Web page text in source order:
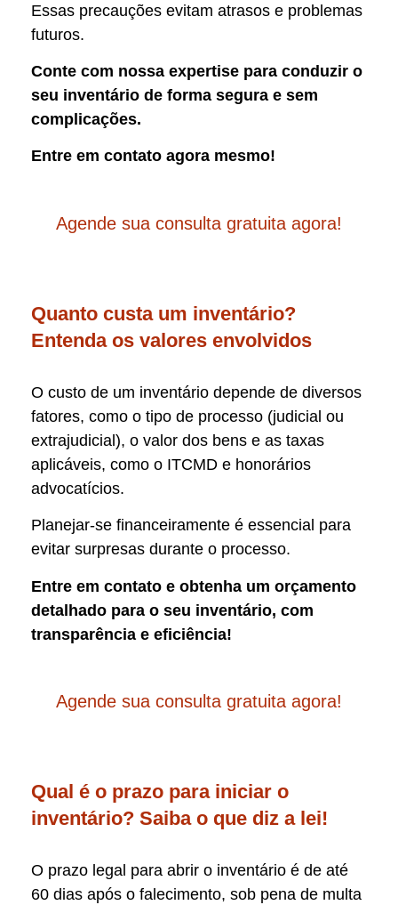
Essas precauções evitam atrasos e problemas
futuros.
Conte com nossa expertise para conduzir o
seu inventário de forma segura e sem
complicações.
Entre em contato agora mesmo!
Agende sua consulta gratuita agora!
Quanto custa um inventário?
Entenda os valores envolvidos
O custo de um inventário depende de diversos
fatores, como o tipo de processo (judicial ou
extrajudicial), o valor dos bens e as taxas
aplicáveis, como o ITCMD e honorários
advocatícios.
Planejar-se financeiramente é essencial para
evitar surpresas durante o processo.
Entre em contato e obtenha um orçamento
detalhado para o seu inventário, com
transparência e eficiência!
Agende sua consulta gratuita agora!
Qual é o prazo para iniciar o
inventário? Saiba o que diz a lei!
O prazo legal para abrir o inventário é de até
60 dias após o falecimento, sob pena de multa